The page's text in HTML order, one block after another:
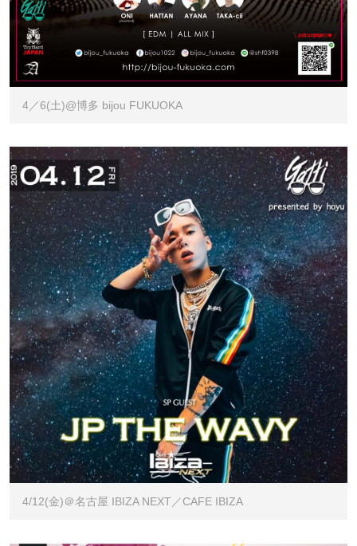
4／6(土)@博多 bijou FUKUOKA
4/12(金)＠名古屋 IBIZA NEXT／CAFE IBIZA